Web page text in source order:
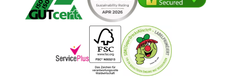
Impressum
Karriere
Vorkasse